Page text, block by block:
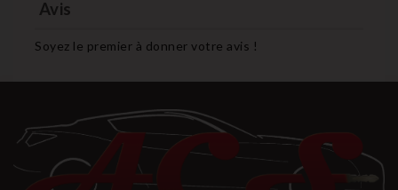
Avis
Soyez le premier à donner votre avis !